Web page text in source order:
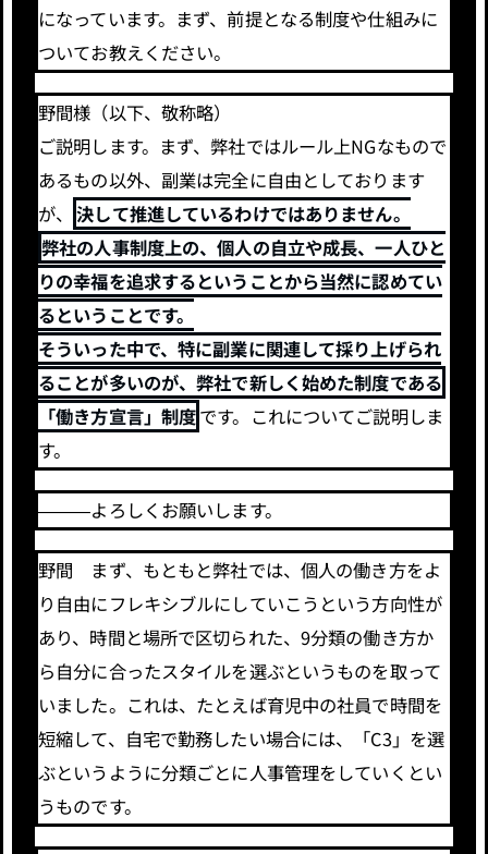
になっています。まず、前提となる制度や仕組みに
ついてお教えください。
野間様（以下、敬称略）
ご説明します。まず、弊社ではルール上NGなもので
あるもの以外、副業は完全に自由としております
が、 決して推進しているわけではありません。
弊社の人事制度上の、個人の自立や成長、一人ひと
りの幸福を追求するということから当然に認めてい
るということです。
そういった中で、特に副業に関連して採り上げられ
ることが多いのが、弊社で新しく始めた制度である
「働き方宣言」制度です。これについてご説明しま
す。
―――よろしくお願いします。
野間 まず、もともと弊社では、個人の働き方をよ
り自由にフレキシブルにしていこうという方向性が
あり、時間と場所で区切られた、9分類の働き方か
ら自分に合ったスタイルを選ぶというものを取って
いました。これは、たとえば育児中の社員で時間を
短縮して、自宅で勤務したい場合には、「C3」を選
ぶというように分類ごとに人事管理をしていくとい
うものです。